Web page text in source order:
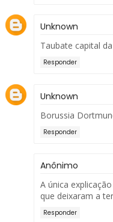
Unknown
Taubate capital
Responder
Unknown
Borussia
Responder
Anônimo
A única
que deixaram a
Responder